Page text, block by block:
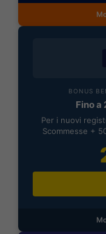
BONUS
Fino a
Per i nuovi
Scommesse +